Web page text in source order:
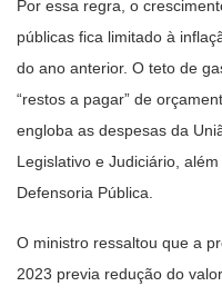
Por essa regra, o
públicas fica limitado à
do ano anterior. O teto de
“restos a pagar” de
engloba as despesas da
Legislativo e Judiciário,
Defensoria Pública.
O ministro ressaltou que a
2023 previa redução do